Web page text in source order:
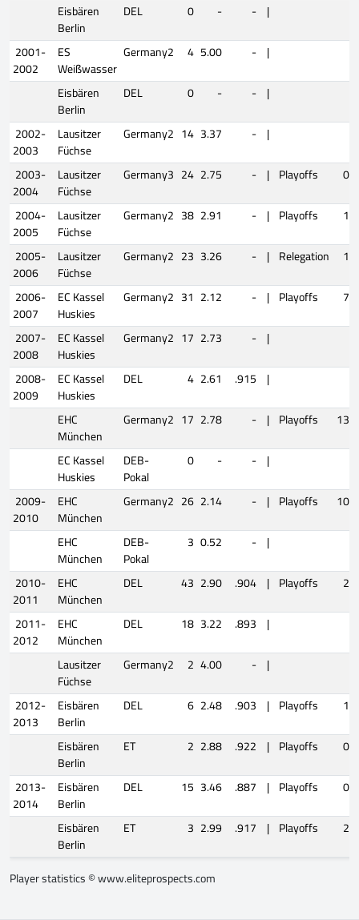
Eisbären
Berlin
DEL 0 - - |
2001-
2002
ES
Weißwasser
Germany2 4 5.00 - |
Eisbären
Berlin
DEL 0 - - |
2002-
2003
Lausitzer
Füchse
Germany2 14 3.37 - |
2003-
2004
Lausitzer
Füchse
Germany3 24 2.75 - | Playoffs
0
2004-
2005
Lausitzer
Füchse
Germany2 38 2.91 - | Playoffs 1
2005-
2006
Lausitzer
Füchse
Germany2 23 3.26 - | Relegation 1
2006-
2007
EC Kassel
Huskies
Germany2 31 2.12 - | Playoffs 7
2007-
2008
EC Kassel
Huskies
Germany2 17 2.73 - |
2008-
2009
EC Kassel
Huskies
DEL 4 2.61 .915 |
EHC
München
Germany2 17 2.78 - | Playoffs 13
EC Kassel
Huskies
DEB-
Pokal
0 - - |
2009-
2010
EHC
München
Germany2 26 2.14 - | Playoffs 10
EHC
München
DEB-
Pokal
3 0.52 - |
2010-
2011
EHC
München
DEL 43 2.90 .904 | Playoffs 2
2011-
2012
EHC
München
DEL 18 3.22 .893 |
Lausitzer
Füchse
Germany2 2 4.00 - |
2012-
2013
Eisbären
Berlin
DEL 6 2.48 .903 | Playoffs 1
Eisbären
Berlin
ET 2 2.88 .922 | Playoffs
0
2013-
2014
Eisbären
Berlin
DEL 15 3.46 .887 | Playoffs
0
Eisbären
Berlin
ET 3 2.99 .917 | Playoffs 2
Player statistics ©www.eliteprospects.com